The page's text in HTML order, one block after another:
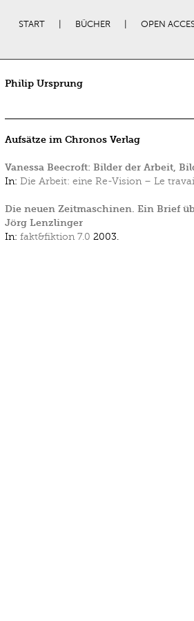
START BÜCHER OPEN
Philip Ursprung
Aufsätze im Chronos Verlag
Vanessa Beecroft: Bilder der Arbeit,
In: Die Arbeit: eine Re-Vision – Le
Die neuen Zeitmaschinen. Ein Brief
Jörg Lenzlinger
In: fakt&fiktion 7.0 2003.